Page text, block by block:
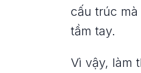
cấu trúc
tầm tay.
Vì vậy, làm